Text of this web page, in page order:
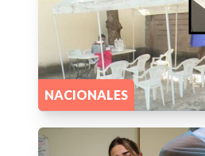
NACIONALES